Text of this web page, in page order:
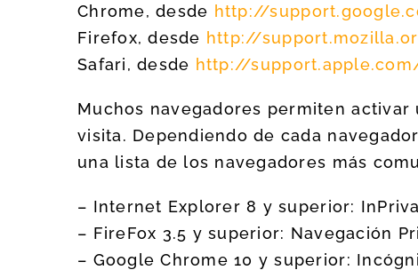
Chrome, desde http://
Firefox, desde http://
Safari, desde http://
Muchos navegadores permiten
visita. Dependiendo de cada
una lista de los navegadores más
– Internet Explorer 8 y superior:
– FireFox 3.5 y superior: Navegación
– Google Chrome 10 y superior: